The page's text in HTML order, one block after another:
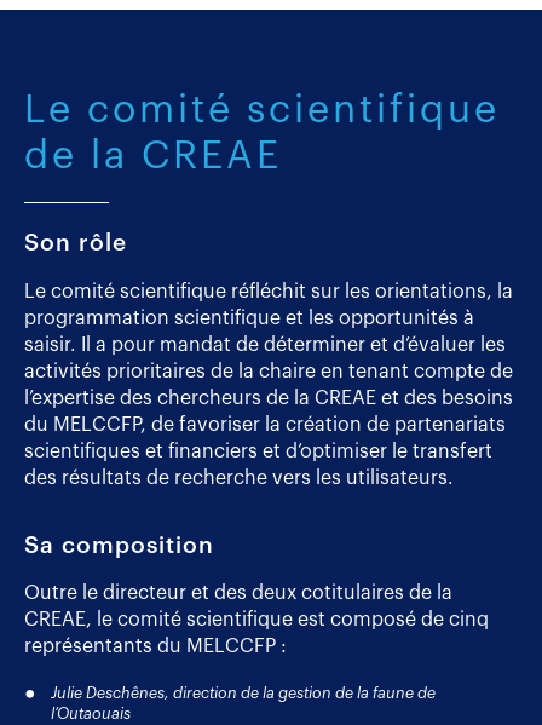
Le comité scientifique
de la CREAE
Son rôle
Le comité scientifique réfléchit sur les orientations, la
programmation scientifique et les opportunités à
saisir. Il a pour mandat de déterminer et d’évaluer les
activités prioritaires de la chaire en tenant compte de
l’expertise des chercheurs de la CREAE et des besoins
du MELCCFP, de favoriser la création de partenariats
scientifiques et financiers et d’optimiser le transfert
des résultats de recherche vers les utilisateurs.
Sa composition
Outre le directeur et des deux cotitulaires de la
CREAE, le comité scientifique est composé de cinq
représentants du MELCCFP :
Julie Deschênes, direction de la gestion de la faune de
l’Outaouais